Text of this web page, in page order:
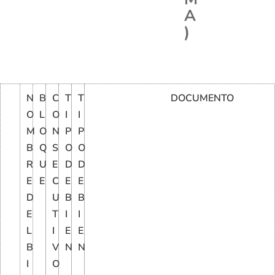
A
)
N
O
M
B
R
E
D
E
L
B
I
B
L
O
Q
U
E
C
O
N
S
E
C
U
T
I
V
O
T
I
P
O
D
E
B
I
E
N
T
I
P
O
D
E
B
I
E
N
DOCUMENTO